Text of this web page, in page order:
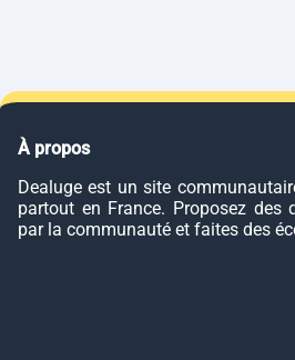
À propos
Dealuge est un site
partout en France. Proposez des
par la communauté et faites des